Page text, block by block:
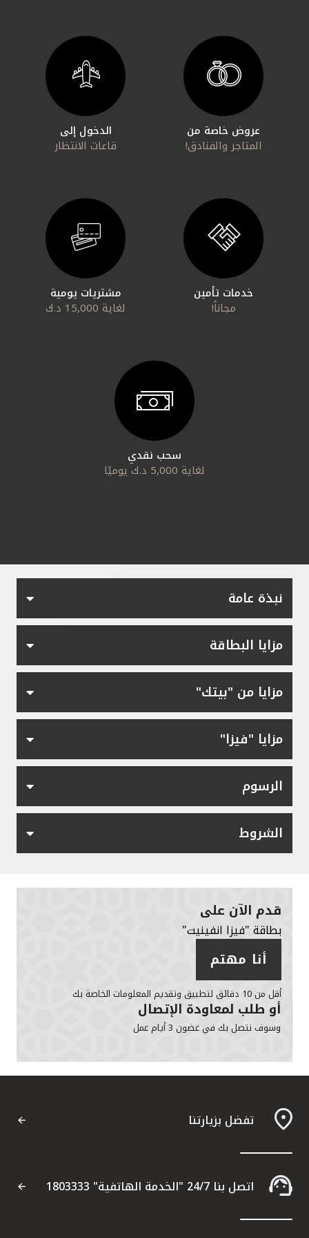
اتصل بنا
مواقع الفروع
ألمانيا
ماليزيا
مصر
المملكة المتحدة
عروض خاصة من
المتاجر والفنادق!
الدخول إلى
قاعات الانتظار
خدمات تأمين
مجاناً!
مشتريات يومية
لغاية 15,000 د.ك
سحب نقدي
لغاية 5,000 د.ك يوميًا
نبذة عامة
مزايا البطاقة
مزايا من "بيتك"
مزايا "فيزا"
الرسوم
الشروط
قدم الآن على
بطاقة "فيزا انفينيت"
أقل من 10 دقائق لتطبيق وتقديم المعلومات الخاصة بك
أنا مهتم
أو طلب لمعاودة الإتصال
وسوف نتصل بك في غضون 3 أيام عمل
تفضل بزيارتنا
اتصل بنا 24/7 "الخدمة الهاتفية" 1803333